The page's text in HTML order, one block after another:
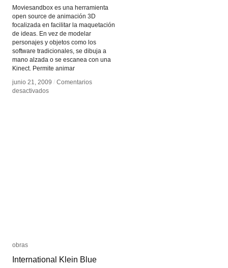
Moviesandbox es una herramienta
open source de animación 3D
focalizada en facilitar la maquetación
de ideas. En vez de modelar
personajes y objetos como los
software tradicionales, se dibuja a
mano alzada o se escanea con una
Kinect. Permite animar
junio 21, 2009 / Comentarios
desactivadosen
junio 21, 2009 / Comentarios
desactivadosen
obras
International Klein Blue
obras
International Klein Blue